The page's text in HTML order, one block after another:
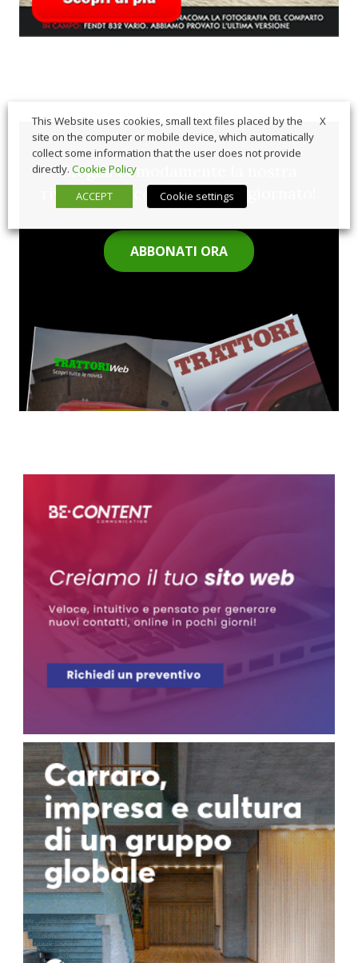
Sfoglia comodamente la nostra
rivista cartacea e rimani aggiornato!
ABBONATI ORA
X
This Website uses cookies, small text files placed by the
site on the computer or mobile device, which automatically
collect some information that the user does not provide
directly. Cookie Policy
ACCEPT
Cookie settings